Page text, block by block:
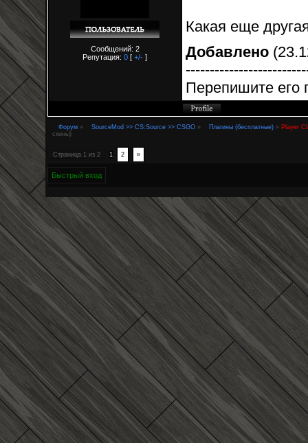
Сообщений: 2
Репутация: 0 [ +/- ]
Какая еще
Добавлено
Перепишите его
Форум » SourceMod >> CS:Source >> CSGO » Плагины (бесплатные) » Player
скины)
Страница 1 из 2 1 2 »